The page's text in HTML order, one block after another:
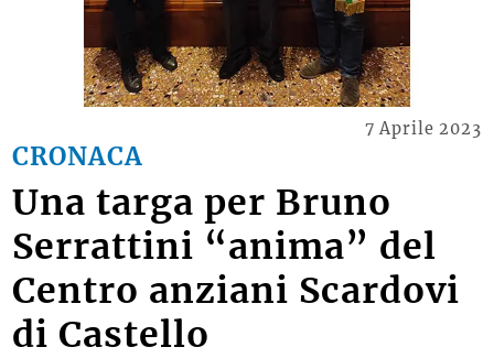
CRONACA
7 Aprile 2023
Una targa per Bruno
Serrattini “anima” del
Centro anziani Scardovi
di Castello